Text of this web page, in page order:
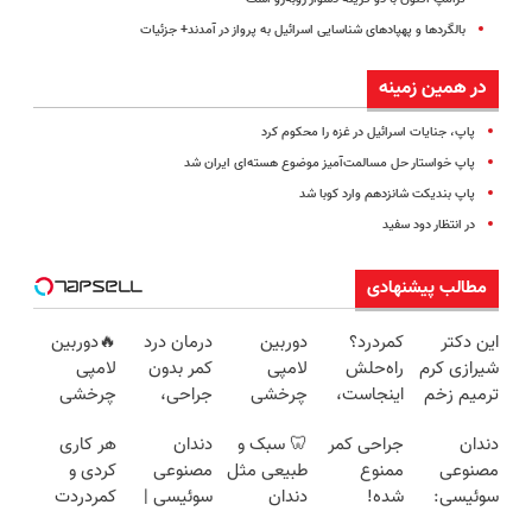
بالگردها و پهپادهای شناسایی اسرائیل به پرواز در آمدند+ جزئیات
در همین زمینه
پاپ، جنایات اسرائیل در غزه را محکوم کرد
پاپ خواستار حل مسالمت‌آمیز موضوع هسته‌ای ایران شد
پاپ بندیکت شانزدهم وارد کوبا شد
در انتظار دود سفید
مطالب پیشنهادی
این دکتر
شیرازی کرم
ترمیم زخم
ساخت!!!
کمردرد؟
راه‌حلش
اینجاست،
داروخونه
دوربین
لامپی
چرخشی
فقط امروز
حراج شد🔥
پرداخت
درمان درد
کمر بدون
جراحی،
پرسش‌نامه
رو پر کن ▶
🔥دوربین
لامپی
چرخشی
🔥 پرداخت
درب منزل
+ گارانتی
دندان
مصنوعی
سوئیسی:
جراحی کمر
ممنوع
شده!
🦷 سبک و
طبیعی مثل
دندان
دندان
مصنوعی
سوئیسی |
هر کاری
کردی و
کمردردت